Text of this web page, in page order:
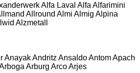
Alfa Laval Alfa Alfarimini
Allround Almi Almig Alpina
Alzmetall
AnayakAndritz AnsaldoAntomApach
Arburg ArcoArjes